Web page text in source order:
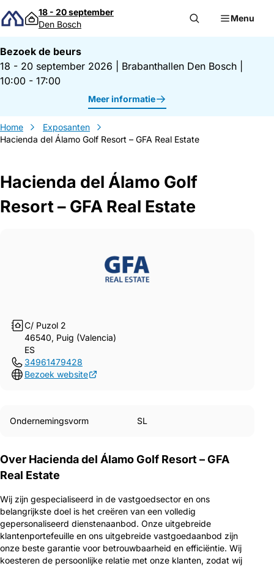
Direct naar inhoud
18 - 20 september
Den Bosch
Menu
Bezoek de beurs
18 - 20 september 2026
Brabanthallen Den Bosch
10:00 - 17:00
Meer informatie
Home
Exposanten
Hacienda del Álamo Golf Resort – GFA Real Estate
Hacienda del Álamo Golf
Resort – GFA Real Estate
C/ Puzol 2
46540, Puig (Valencia)
ES
34961479428
Bezoek website
Ondernemingsvorm SL
Over Hacienda del Álamo Golf Resort – GFA
Real Estate
Wij zijn gespecialiseerd in de vastgoedsector en ons
belangrijkste doel is het creëren van een volledig
gepersonaliseerd dienstenaanbod. Onze uitgebreide
klantenportefeuille en ons uitgebreide vastgoedaanbod zijn
onze beste garantie voor betrouwbaarheid en efficiëntie. Wij
koesteren de persoonlijke relatie met onze klanten, zodat wij